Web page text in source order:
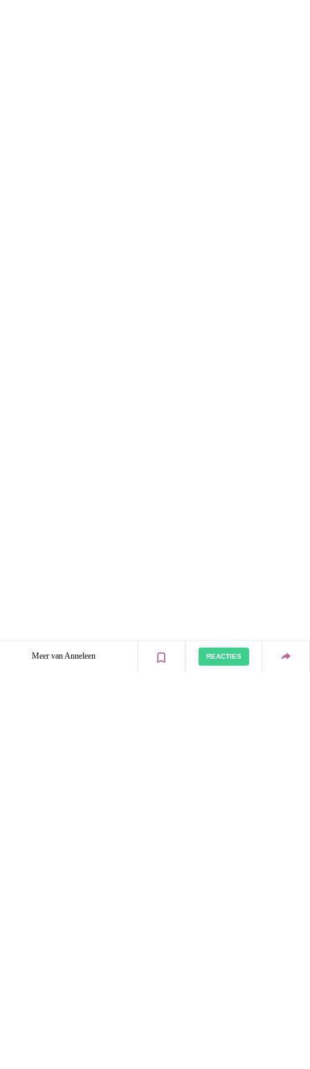
Meer van Anneleen REACTIES